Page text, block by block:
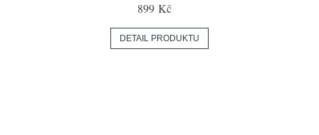
899 Kč
DETAIL PRODUKTU